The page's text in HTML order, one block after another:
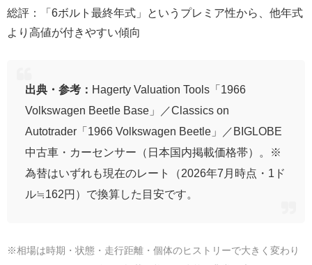
総評：「6ボルト最終年式」というプレミア性から、他年式
より高値が付きやすい傾向
出典・参考： Hagerty Valuation Tools「1966
Volkswagen Beetle Base」／Classics on
Autotrader「1966 Volkswagen Beetle」／BIGLOBE
中古車・カーセンサー（日本国内掲載価格帯）。※
為替はいずれも現在のレート（2026年7月時点・1ド
ル≒162円）で換算した目安です。
※相場は時期・状態・走行距離・個体のヒストリーで大きく変わり